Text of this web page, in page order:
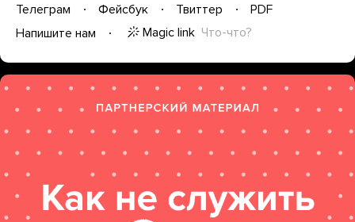
Телеграм Фейсбук Твиттер
PDF
Напишите нам
Magic link Что-что?